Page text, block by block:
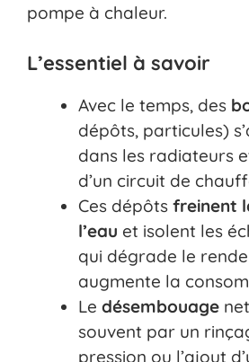
pompe à chaleur.
L’essentiel à savoir
Avec le temps, des
dépôts, particules)
dans les radiateurs
d’un circuit de
Ces dépôts freinent
l’eau et isolent les
qui dégrade le
augmente la
Le désembouage
souvent par un
pression ou l’ajout